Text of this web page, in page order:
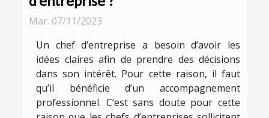
Mar. 07/11/2023
Un chef d’entreprise a besoin d’avoir les
idées claires afin de prendre des décisions
dans son intérêt. Pour cette raison, il faut
qu’il bénéficie d’un accompagnement
professionnel. C’est sans doute pour cette